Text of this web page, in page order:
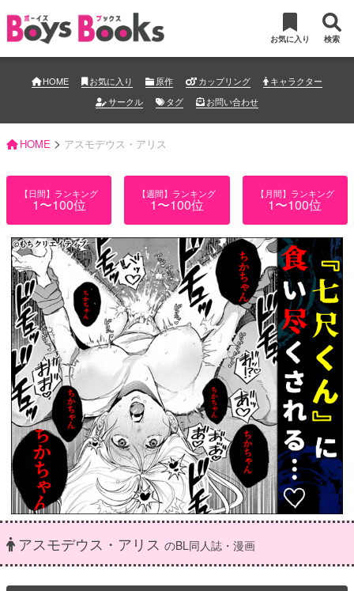
お気に入り 検索
HOME お気に入り 原作 カップリング
キャラクター
サークル
タグ お問い合わせ
HOME > アスモデウス・アリス
【日間】ランキング
1〜100位
【週間】ランキング
1〜100位
【月間】ランキング
1〜100位
アスモデウス・アリス のBL同人誌・漫画